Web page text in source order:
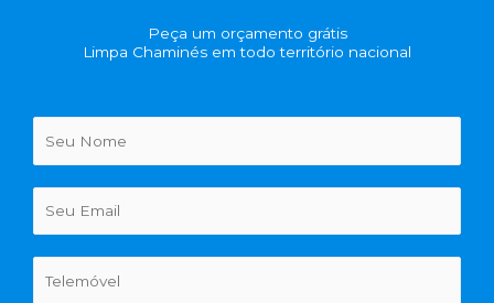
Peça um orçamento grátis
Limpa Chaminés em todo território nacional